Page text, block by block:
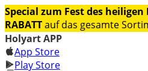
Special zum Fest des
RABATTauf das gesamte
Holyart APP
App Store
Play Store